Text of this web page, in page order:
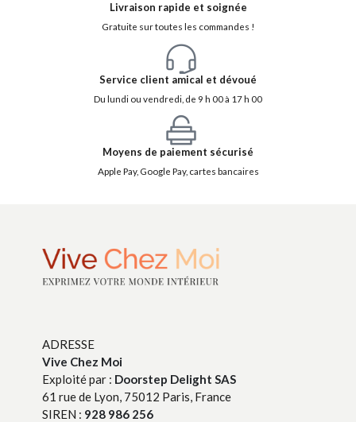
Livraison rapide et soignée
Gratuite sur toutes les commandes !
Service client amical et dévoué
Du lundi ou vendredi, de 9 h 00 à 17 h 00
Moyens de paiement sécurisé
Apple Pay, Google Pay, cartes bancaires
ADRESSE
Vive Chez Moi
Exploité par : Doorstep Delight SAS
61 rue de Lyon, 75012 Paris, France
SIREN : 928 986 256